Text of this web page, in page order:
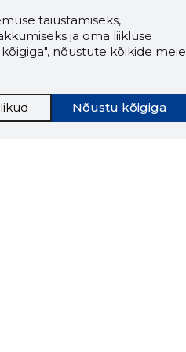
täiustamiseks,
ja oma liikluse
nõustute kõikide meie
Nõustu kõigiga